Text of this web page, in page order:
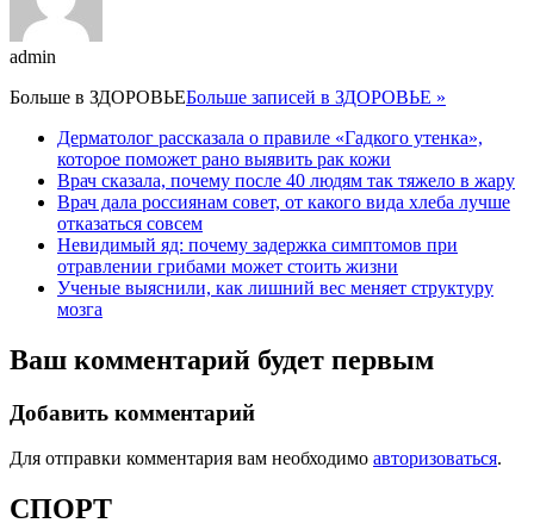
admin
Больше в ЗДОРОВЬЕБольше записей в ЗДОРОВЬЕ »
Дерматолог рассказала о правиле «Гадкого утенка»,
которое поможет рано выявить рак кожи
Врач сказала, почему после 40 людям так тяжело в жару
Врач дала россиянам совет, от какого вида хлеба лучше
отказаться совсем
Невидимый яд: почему задержка симптомов при
отравлении грибами может стоить жизни
Ученые выяснили, как лишний вес меняет структуру
мозга
Ваш комментарий будет первым
Добавить комментарий
Для отправки комментария вам необходимо авторизоваться.
СПОРТ